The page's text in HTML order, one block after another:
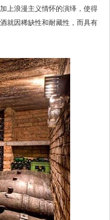
上浪漫主义情怀的演绎，使得
就因稀缺性和耐藏性，而具有